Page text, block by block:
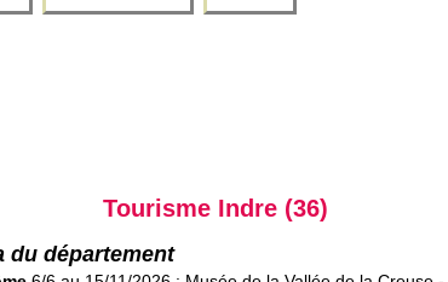
Tourisme Indre (36)
du département